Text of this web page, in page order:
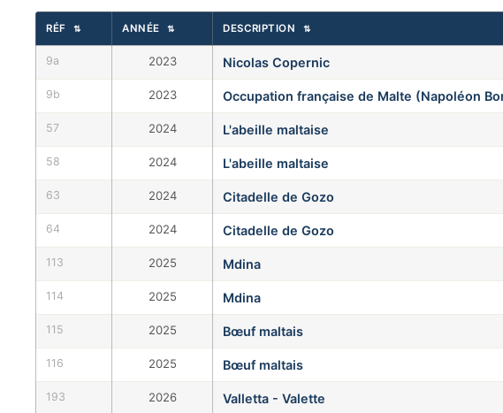
RÉF ⇅ ANNÉE ⇅ DESCRIPTION ⇅
9a 2023 Nicolas Copernic
9b 2023 Occupation française de Malte (Napoléon
57 2024 L'abeille maltaise
58 2024 L'abeille maltaise
63 2024 Citadelle de Gozo
64 2024 Citadelle de Gozo
113 2025 Mdina
114 2025 Mdina
115 2025 Bœuf maltais
116 2025 Bœuf maltais
193 2026 Valletta - Valette